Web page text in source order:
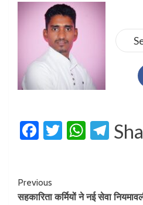
Facebook
Twitter
Previous
सहकारिता कर्मियों ने नई सेवा